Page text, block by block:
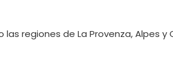
regiones de La Provenza,